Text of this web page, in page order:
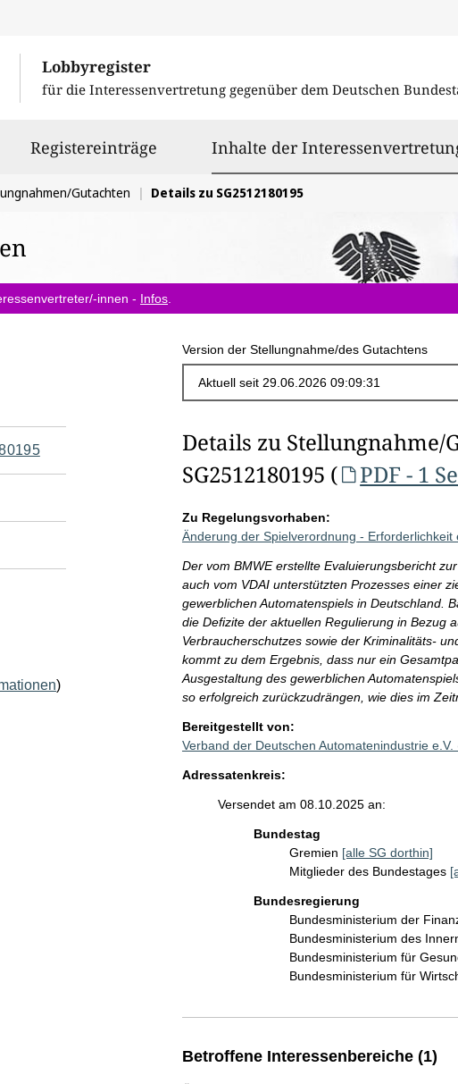
Lobbyregister
für die Interessenvertretung gegenüber dem Deutschen
Registereinträge Inhalte der
Gutachten Details zu SG2512180195
innen - Infos
Version der Stellungnahme/des Gutachtens
)
Details zu Stellungnahme/
SG2512180195 (
PDF - 1
Zu Regelungsvorhaben:
Änderung der Spielverordnung -
Der vom BMWE erstellte Evaluierungsbericht
auch vom VDAI unterstützten Prozesses einer
gewerblichen Automatenspiels in Deutschland.
die Defizite der aktuellen Regulierung in Bezug
Verbraucherschutzes sowie der Kriminalitäts-
kommt zu dem Ergebnis, dass nur ein
Ausgestaltung des gewerblichen
so erfolgreich zurückzudrängen, wie dies im
Bereitgestellt von:
Verband der Deutschen Automatenindustrie
Adressatenkreis:
Versendet am 08.10.2025 an:
Bundestag
Gremien [alle SG dorthin]
Mitglieder des Bundestages
Bundesregierung
Bundesministerium der
Bundesministerium des
Bundesministerium für
Bundesministerium für
Betroffene Interessenbereiche (1)